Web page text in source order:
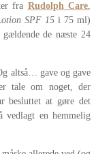
fra Rudolph Care,
SPF 15 i 75 ml)
gældende de næste 24
altså… gave og gave
tale om noget, der
besluttet at gøre det
vedlagt en hemmelig